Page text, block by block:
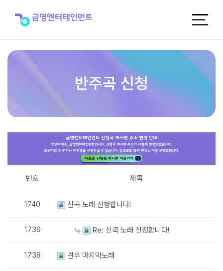
반주곡 신청
번호 제목
1740 신곡 노래 신청합니다!
1739 Re: 신곡 노래 신청합니다!
1738 견우 마지막노래